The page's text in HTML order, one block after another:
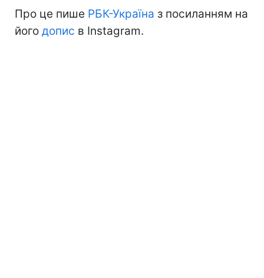
Про це пише РБК-Україна з посиланням на
його допис в Instagram.